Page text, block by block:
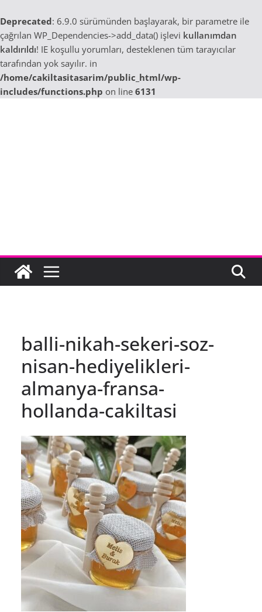
Deprecated: 6.9.0 sürümünden başlayarak, bir parametre ile
çağrılan WP_Dependencies->add_data() işlevi kullanımdan
kaldırıldı! IE koşullu yorumları, desteklenen tüm tarayıcılar
tarafından yok sayılır. in
/home/cakiltasitasarim/public_html/wp-
includes/functions.php on line 6131
balli-nikah-sekeri-soz-
nisan-hediyelikleri-
almanya-fransa-
hollanda-cakiltasi